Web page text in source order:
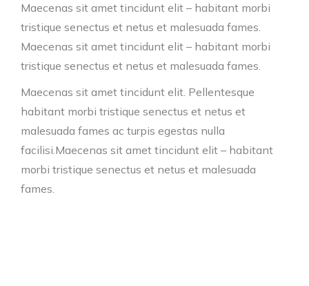
Maecenas sit amet tincidunt elit – habitant morbi
tristique senectus et netus et malesuada fames.
Maecenas sit amet tincidunt elit – habitant morbi
tristique senectus et netus et malesuada fames.
Maecenas sit amet tincidunt elit. Pellentesque
habitant morbi tristique senectus et netus et
malesuada fames ac turpis egestas nulla
facilisi.Maecenas sit amet tincidunt elit – habitant
morbi tristique senectus et netus et malesuada
fames.